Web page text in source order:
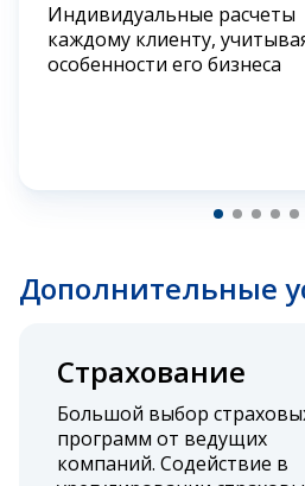
Индивидуальные расчеты
каждому клиенту,
особенности его бизнеса
Дополнительные
Страхование
Большой выбор
программ от ведущих
компаний. Содействие в